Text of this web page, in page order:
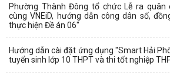
Phường Thành Đông tổ chức Lễ ra quân
cùng VNEiD, hướng dẫn công dân số,
thực hiện Đề án 06"
Hướng dẫn cài đặt ứng dụng "Smart Hải
tuyển sinh lớp 10 THPT và thi tốt nghiệp